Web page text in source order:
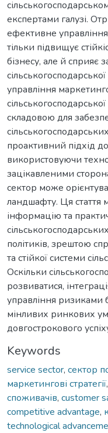
експертами галузі.
ефективне
тільки підвищує
бізнесу, але й сприяє
управління
складовою для
проактивний підхід
використовуючи
зацікавленими
сектор може
ландшафту. Ця стаття
інформацію та
політиків, зрештою
та стійкої системи
Оскільки
розвиватися,
управління ризиками
мінливих ринкових
довгострокового
Keywords
service sector, сектор
маркетингові стратегії,
споживачів, customer
competitive advantage,
technological